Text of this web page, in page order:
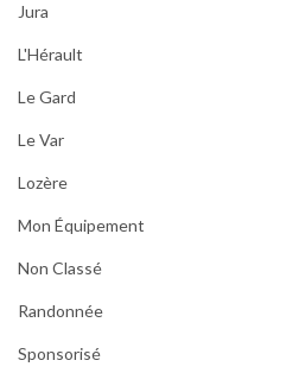
Jura
L'Hérault
Le Gard
Le Var
Lozère
Mon Équipement
Non Classé
Randonnée
Sponsorisé